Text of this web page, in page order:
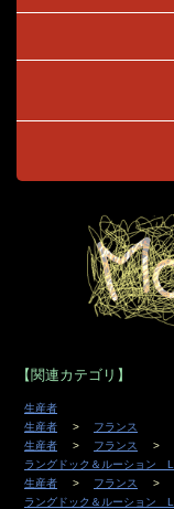
【関連カテゴリ】
生産者
生産者
フランス
生産者
フランス
ラングドック＆ルーション
生産者
フランス
ラングドック＆ルーション